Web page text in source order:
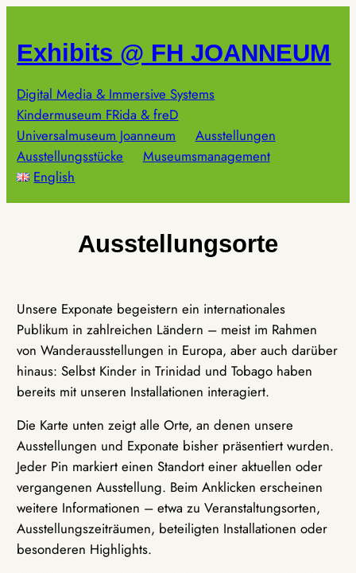
springen
Exhibits @ FH JOANNEUM
Digital Media & Immersive Systems
Kindermuseum FRida & freD
Universalmuseum Joanneum
Ausstellungen
Ausstellungsstücke
Museumsmanagement
English
Ausstellungsorte
Unsere Exponate begeistern ein internationales
Publikum in zahlreichen Ländern – meist im Rahmen
von Wanderausstellungen in Europa, aber auch darüber
hinaus: Selbst Kinder in Trinidad und Tobago haben
bereits mit unseren Installationen interagiert.
Die Karte unten zeigt alle Orte, an denen unsere
Ausstellungen und Exponate bisher präsentiert wurden.
Jeder Pin markiert einen Standort einer aktuellen oder
vergangenen Ausstellung. Beim Anklicken erscheinen
weitere Informationen – etwa zu Veranstaltungsorten,
Ausstellungszeiträumen, beteiligten Installationen oder
besonderen Highlights.